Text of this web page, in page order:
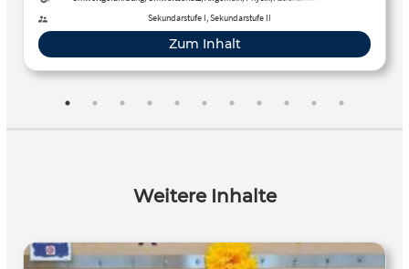
Sekundarstufe I, Sekundarstufe II
Zum Inhalt
Weitere Inhalte